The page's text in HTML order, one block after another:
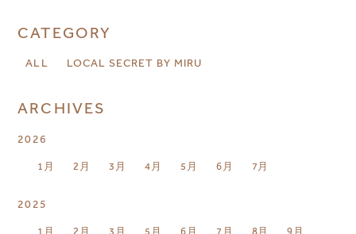
CATEGORY
ALL LOCAL SECRET BY MIRU
ARCHIVES
2026
1月 2月 3月 4月 5月 6月 7月
2025
1月 2月 3月 5月 6月 7月 8月 9月